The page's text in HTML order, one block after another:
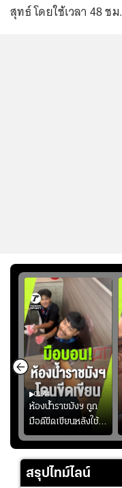
สุทธ์ โดยใช้เวลา 48 ชม.
01:44
ห้องน้ำราชมังฯ ถูก
มือดีขีดเขียนหลังใช้
งานเพียงนัดเดียว
สมาคมฟุตบอลฯ
วอนแฟนบอลร่วมกัน
ดูแล
สรุปไทม์ไลน์